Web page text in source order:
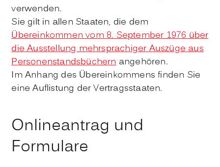
verwenden.
Sie gilt in allen Staaten, die dem
Übereinkommen vom 8. September 1976 über
die Ausstellung mehrsprachiger Auszüge aus
Personenstandsbüchernangehören.
Im Anhang des Übereinkommens finden Sie
eine Auflistung der Vertragsstaaten.
Onlineantrag und
Formulare